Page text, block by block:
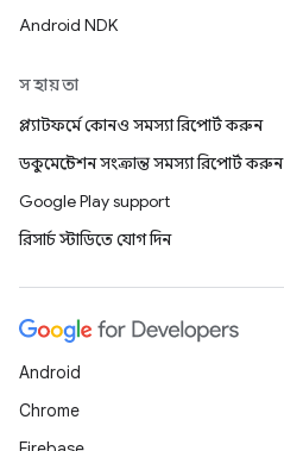
Android NDK
সহায়তা
প্ল্যাটফর্মে কোনও সমস্যা রিপোর্ট করুন
ডকুমেন্টেশন সংক্রান্ত সমস্যা রিপোর্ট করুন
Google Play support
রিসার্চ স্টাডিতে যোগ দিন
Android
Chrome